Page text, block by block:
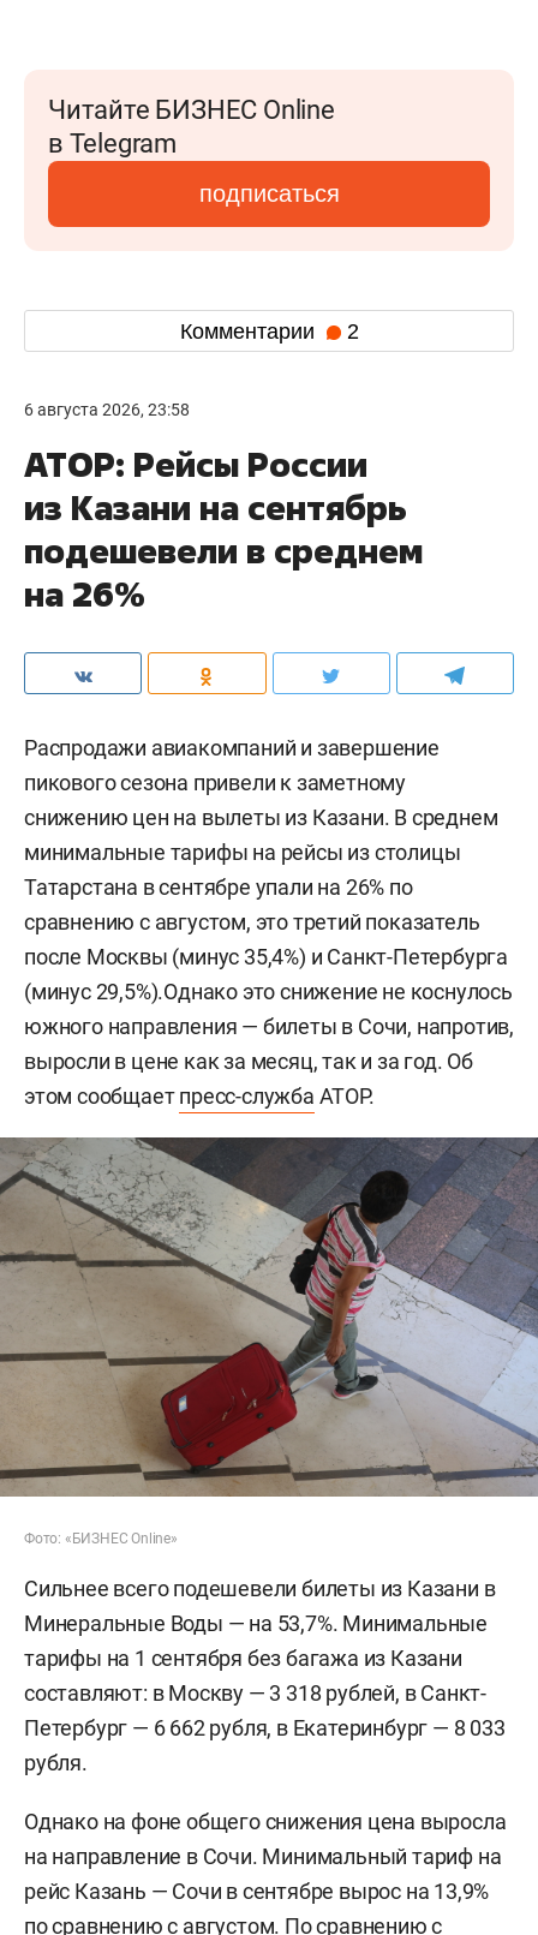
Читайте БИЗНЕС Online
в Telegram
подписаться
Комментарии 2
6 августа 2026, 23:58
АТОР: Рейсы России
из Казани на сентябрь
подешевели в среднем
на 26%
Распродажи авиакомпаний и завершение
пикового сезона привели к заметному
снижению цен на вылеты из Казани. В среднем
минимальные тарифы на рейсы из столицы
Татарстана в сентябре упали на 26% по
сравнению с августом, это третий показатель
после Москвы (минус 35,4%) и Санкт-Петербурга
(минус 29,5%).Однако это снижение не коснулось
южного направления — билеты в Сочи, напротив,
выросли в цене как за месяц, так и за год. Об
этом сообщаетпресс-служба АТОР.
Фото: «БИЗНЕС Online»
Сильнее всего подешевели билеты из Казани в
Минеральные Воды — на 53,7%. Минимальные
тарифы на 1 сентября без багажа из Казани
составляют: в Москву — 3 318 рублей, в Санкт-
Петербург — 6 662 рубля, в Екатеринбург — 8 033
рубля.
Однако на фоне общего снижения цена выросла
на направление в Сочи. Минимальный тариф на
рейс Казань — Сочи в сентябре вырос на 13,9%
по сравнению с августом. По сравнению с